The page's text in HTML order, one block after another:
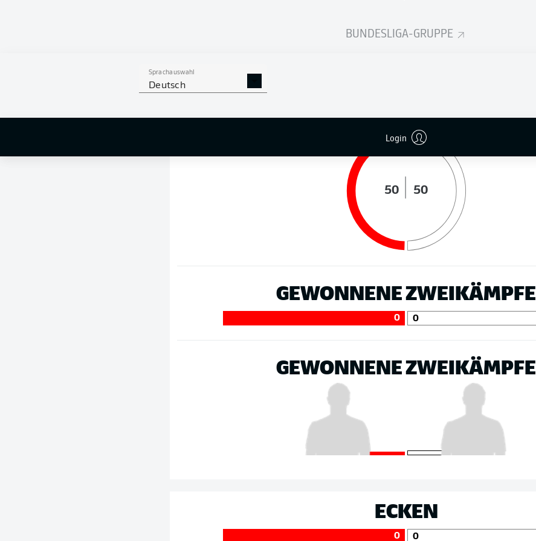
BUNDESLIGA-GRUPPE
Sprachauswahl
Deutsch
Login
BALLBESITZ (%)
50 50
GEWONNENE ZWEIKÄMPFE
0 0
GEWONNENE ZWEIKÄMPFE
ECKEN
0 0